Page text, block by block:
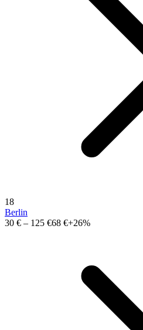
18
Berlin
30 € – 125 €68 €+26%